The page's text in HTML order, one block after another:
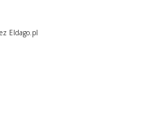
Eldago.pl